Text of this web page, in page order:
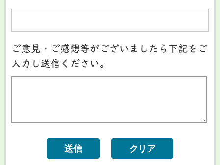
ご意見・ご感想等がございましたら下記をご
入力し送信ください。